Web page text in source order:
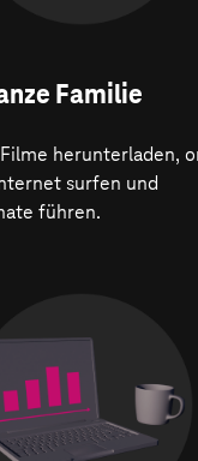
Familie
herunterladen,
surfen und
führen.